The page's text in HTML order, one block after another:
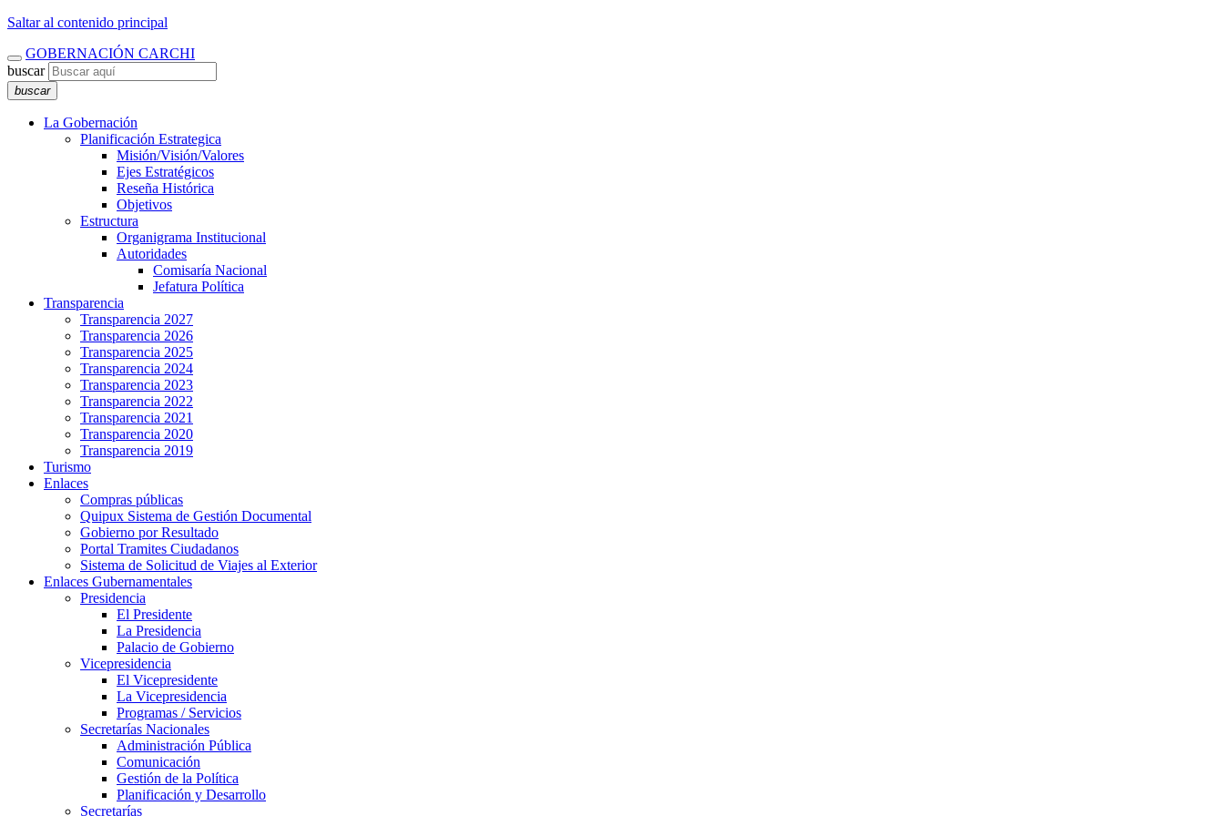
Saltar al contenido principal
GOBERNACIÓN CARCHI
buscar
buscar
La Gobernación
Planificación Estrategica
Misión/Visión/Valores
Ejes Estratégicos
Reseña Histórica
Objetivos
Estructura
Organigrama Institucional
Autoridades
Comisaría Nacional
Jefatura Política
Transparencia
Transparencia 2027
Transparencia 2026
Transparencia 2025
Transparencia 2024
Transparencia 2023
Transparencia 2022
Transparencia 2021
Transparencia 2020
Transparencia 2019
Turismo
Enlaces
Compras públicas
Quipux Sistema de Gestión Documental
Gobierno por Resultado
Portal Tramites Ciudadanos
Sistema de Solicitud de Viajes al Exterior
Enlaces Gubernamentales
Presidencia
El Presidente
La Presidencia
Palacio de Gobierno
Vicepresidencia
El Vicepresidente
La Vicepresidencia
Programas / Servicios
Secretarías Nacionales
Administración Pública
Comunicación
Gestión de la Política
Planificación y Desarrollo
Secretarías